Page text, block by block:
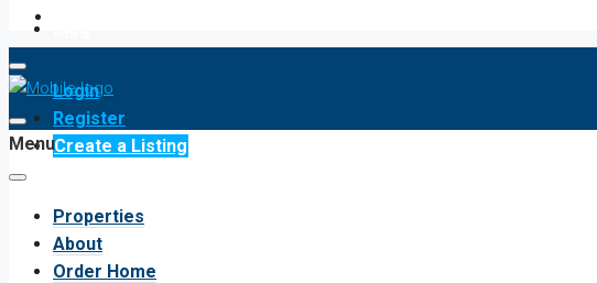
Login
Register
Create a Listing
Menu
Properties
About
Order Home